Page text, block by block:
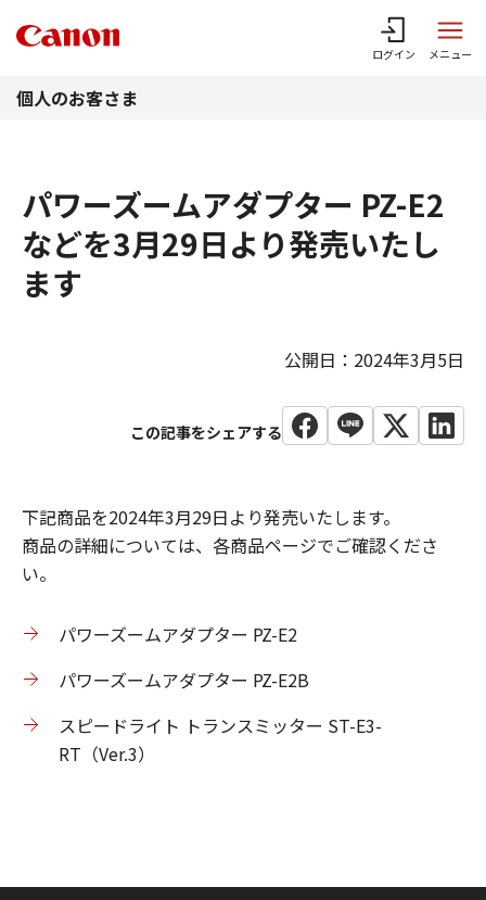
ログイン メニュー
個人のお客さま
パワーズームアダプター PZ-E2
などを3月29日より発売いたし
ます
公開日：2024年3月5日
下記商品を2024年3月29日より発売いたします。
商品の詳細については、各商品ページでご確認くださ
い。
パワーズームアダプター PZ-E2
パワーズームアダプター PZ-E2B
スピードライト トランスミッター ST-E3-
RT（Ver.3）